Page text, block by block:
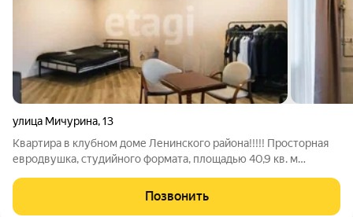
улица Мичурина,13
Квартира в клубном доме Ленинского района!!!!! Просторная
евродвушка, студийного формата, площадью 40,9 кв. м
теплого дома. Окна выходят не на дорогу. В квартире
выполнен качественный современный
Позвонить